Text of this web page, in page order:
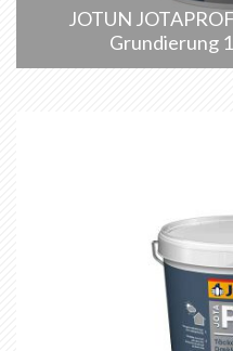
JOTUN
Grundierung